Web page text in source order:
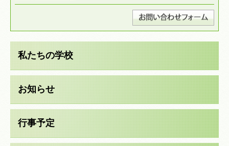
私たちの学校
お知らせ
行事予定